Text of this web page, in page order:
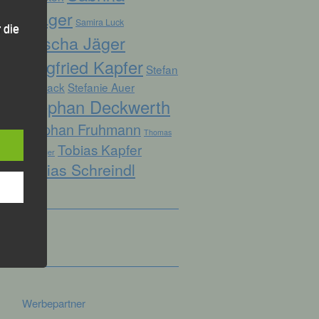
Prager Samira Luck
Sascha Jäger
Siegfried Kapfer Stefan
Biersack Stefanie Auer
Stephan Deckwerth
Stephan Fruhmann Thomas
Kopfinger Tobias Kapfer
Tobias Schreindl
Werbepartner
die